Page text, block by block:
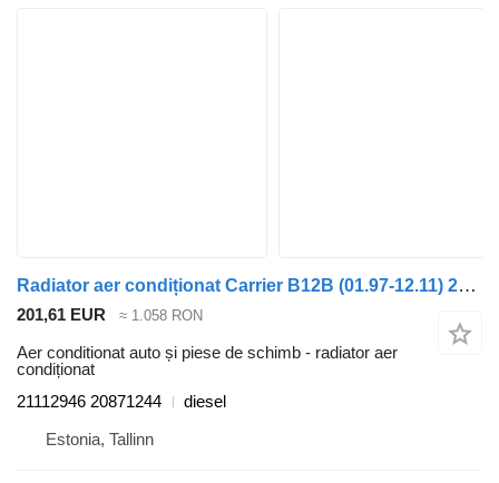
Radiator aer condiționat Carrier B12B (01.97-12.11) 21112946 pentru autobuz Volvo B6, B7, B9, B10, B12 bus (1978-2011)
201,61 EUR ≈ 1.058 RON
Aer conditionat auto și piese de schimb - radiator aer
condiționat
21112946 20871244
diesel
Estonia, Tallinn